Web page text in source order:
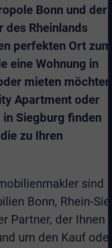
Bonn und der
des Rheinlands
perfekten Ort zum
eine Wohnung in
mieten
Apartment oder
Siegburg finden
zu Ihren
sind
Bonn, Rhein-
Partner, der Ihnen
um den Kauf